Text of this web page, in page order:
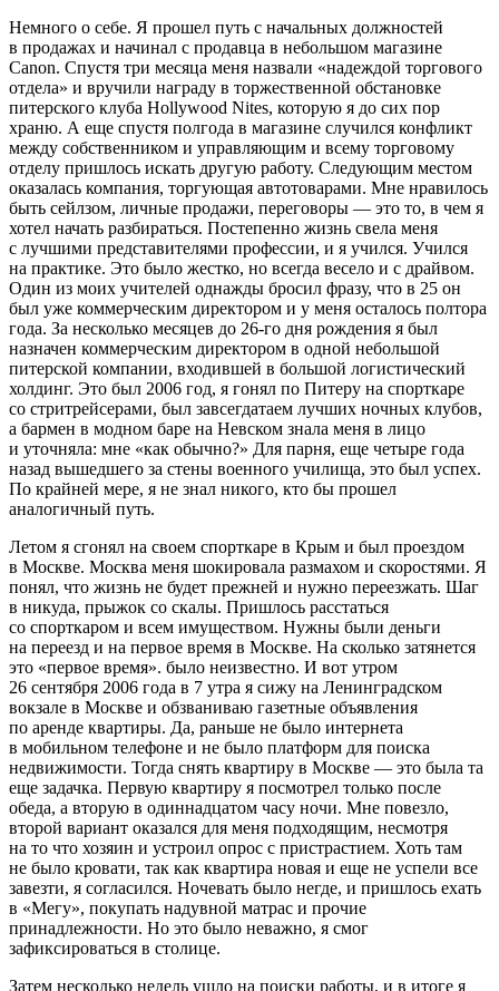
Немного о себе. Я прошел путь с начальных должностей
в продажах и начинал с продавца в небольшом магазине
Canon. Спустя три месяца меня назвали «надеждой торгового
отдела» и вручили награду в торжественной обстановке
питерского клуба Hollywood Nites, которую я до сих пор
храню. А еще спустя полгода в магазине случился конфликт
между собственником и управляющим и всему торговому
отделу пришлось искать другую работу. Следующим местом
оказалась компания, торгующая автотоварами. Мне нравилось
быть сейлзом, личные продажи, переговоры — это то, в чем я
хотел начать разбираться. Постепенно жизнь свела меня
с лучшими представителями профессии, и я учился. Учился
на практике. Это было жестко, но всегда весело и с драйвом.
Один из моих учителей однажды бросил фразу, что в 25 он
был уже коммерческим директором и у меня осталось полтора
года. За несколько месяцев до 26-го дня рождения я был
назначен коммерческим директором в одной небольшой
питерской компании, входившей в большой логистический
холдинг. Это был 2006 год, я гонял по Питеру на спорткаре
со стритрейсерами, был завсегдатаем лучших ночных клубов,
а бармен в модном баре на Невском знала меня в лицо
и уточняла: мне «как обычно?» Для парня, еще четыре года
назад вышедшего за стены военного училища, это был успех.
По крайней мере, я не знал никого, кто бы прошел
аналогичный путь.
Летом я сгонял на своем спорткаре в Крым и был проездом
в Москве. Москва меня шокировала размахом и скоростями. Я
понял, что жизнь не будет прежней и нужно переезжать. Шаг
в никуда, прыжок со скалы. Пришлось расстаться
со спорткаром и всем имуществом. Нужны были деньги
на переезд и на первое время в Москве. На сколько затянется
это «первое время». было неизвестно. И вот утром
26 сентября 2006 года в 7 утра я сижу на Ленинградском
вокзале в Москве и обзваниваю газетные объявления
по аренде квартиры. Да, раньше не было интернета
в мобильном телефоне и не было платформ для поиска
недвижимости. Тогда снять квартиру в Москве — это была та
еще задачка. Первую квартиру я посмотрел только после
обеда, а вторую в одиннадцатом часу ночи. Мне повезло,
второй вариант оказался для меня подходящим, несмотря
на то что хозяин и устроил опрос с пристрастием. Хоть там
не было кровати, так как квартира новая и еще не успели все
завезти, я согласился. Ночевать было негде, и пришлось ехать
в «Мегу», покупать надувной матрас и прочие
принадлежности. Но это было неважно, я смог
зафиксироваться в столице.
Затем несколько недель ушло на поиски работы, и в итоге я